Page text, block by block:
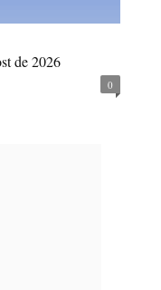
de 2026
0